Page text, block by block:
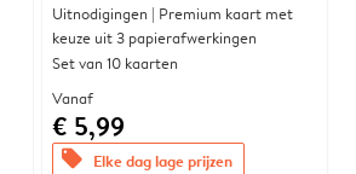
Uitnodigingen | Premium kaart met
keuze uit 3 papierafwerkingen
Set van 10 kaarten
Vanaf
€ 5,99
offers Elke dag lage prijzen